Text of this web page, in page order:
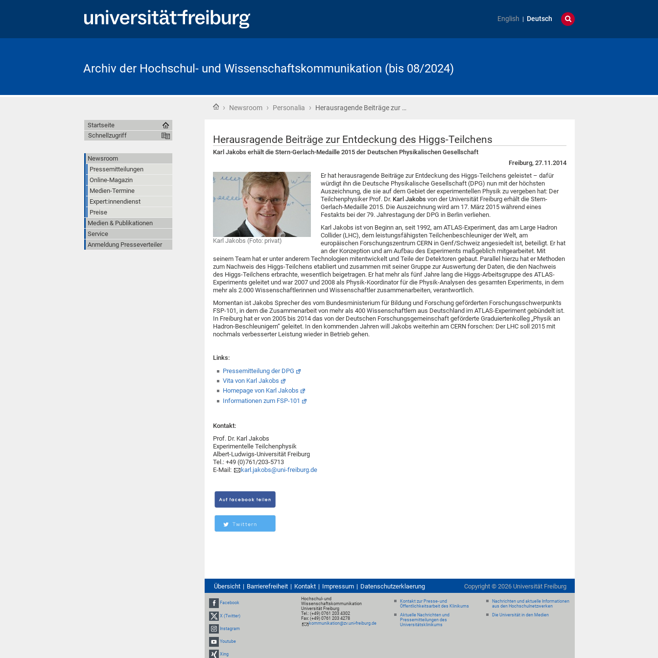
English Deutsch
Archiv der Hochschul- und Wissenschaftskommunikation (bis 08/2024)
Startseite
› Newsroom › Personalia › Herausragende Beiträge zur …
Herausragende Beiträge zur Entdeckung des Higgs-Teilchens
Karl Jakobs erhält die Stern-Gerlach-Medaille 2015 der Deutschen Physikalischen Gesellschaft
Freiburg, 27.11.2014
Karl Jakobs (Foto: privat)
Er hat herausragende Beiträge zur Entdeckung des Higgs-Teilchens geleistet – dafür
würdigt ihn die Deutsche Physikalische Gesellschaft (DPG) nun mit der höchsten
Auszeichnung, die sie auf dem Gebiet der experimentellen Physik zu vergeben hat: Der
Teilchenphysiker Prof. Dr. Karl Jakobs von der Universität Freiburg erhält die Stern-
Gerlach-Medaille 2015. Die Auszeichnung wird am 17. März 2015 während eines
Festakts bei der 79. Jahrestagung der DPG in Berlin verliehen.
Karl Jakobs ist von Beginn an, seit 1992, am ATLAS-Experiment, das am Large Hadron
Collider (LHC), dem leistungsfähigsten Teilchenbeschleuniger der Welt, am
europäischen Forschungszentrum CERN in Genf/Schweiz angesiedelt ist, beteiligt. Er hat
an der Konzeption und am Aufbau des Experiments maßgeblich mitgearbeitet. Mit
seinem Team hat er unter anderem Technologien mitentwickelt und Teile der Detektoren gebaut. Parallel hierzu hat er Methoden
zum Nachweis des Higgs-Teilchens etabliert und zusammen mit seiner Gruppe zur Auswertung der Daten, die den Nachweis
des Higgs-Teilchens erbrachte, wesentlich beigetragen. Er hat mehr als fünf Jahre lang die Higgs-Arbeitsgruppe des ATLAS-
Experiments geleitet und war 2007 und 2008 als Physik-Koordinator für die Physik-Analysen des gesamten Experiments, in dem
mehr als 2.000 Wissenschaftlerinnen und Wissenschaftler zusammenarbeiten, verantwortlich.
Momentan ist Jakobs Sprecher des vom Bundesministerium für Bildung und Forschung geförderten Forschungsschwerpunkts
FSP-101, in dem die Zusammenarbeit von mehr als 400 Wissenschaftlern aus Deutschland im ATLAS-Experiment gebündelt ist.
In Freiburg hat er von 2005 bis 2014 das von der Deutschen Forschungsgemeinschaft geförderte Graduiertenkolleg „Physik an
Hadron-Beschleunigern“ geleitet. In den kommenden Jahren will Jakobs weiterhin am CERN forschen: Der LHC soll 2015 mit
nochmals verbesserter Leistung wieder in Betrieb gehen.
Links:
Pressemitteilung der DPG
Vita von Karl Jakobs
Homepage von Karl Jakobs
Informationen zum FSP-101
Kontakt:
Prof. Dr. Karl Jakobs
Experimentelle Teilchenphysik
Albert-Ludwigs-Universität Freiburg
Tel.: +49 (0)761/203-5713
E-Mail:
karl.jakobs@uni-freiburg.de
Startseite
Schnellzugriff
Newsroom
Pressemitteilungen
Online-Magazin
Medien-Termine
Expert:innendienst
Preise
Medien & Publikationen
Service
Anmeldung Presseverteiler
Übersicht Barrierefreiheit Kontakt Impressum Datenschutzerklaerung Copyright © 2026 Universität Freiburg
Facebook
X (Twitter)
Instagram
Youtube
Xing
Hochschul- und
Wissenschaftskommunikation
Universität Freiburg
Tel.: (+49) 0761 203 4302
Fax: (+49) 0761 203 4278
kommunikation@zv.uni-freiburg.de
Kontakt zur Presse- und
Öffentlichkeitsarbeit des Klinikums
Aktuelle Nachrichten und
Pressemitteilungen des
Universitätsklinikums
Nachrichten und aktuelle Informationen
aus den Hochschulnetzwerken
Die Universität in den Medien